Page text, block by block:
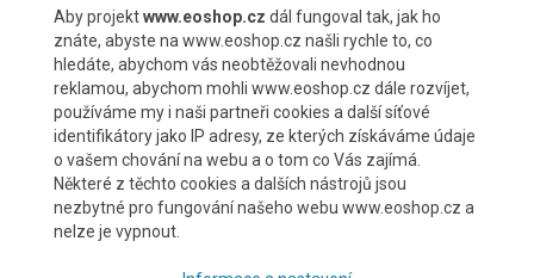
Možnosti platby
Možnosti dopravy
Aby projektwww.eoshop.cz dál fungoval tak, jak ho
znáte, abyste na www.eoshop.cz našli rychle to, co
hledáte, abychom vás neobtěžovali nevhodnou
reklamou, abychom mohli www.eoshop.cz dále rozvíjet,
používáme my i naši partneři cookies a další síťové
identifikátory jako IP adresy, ze kterých získáváme údaje
o vašem chování na webu a o tom co Vás zajímá.
Některé z těchto cookies a dalších nástrojů jsou
nezbytné pro fungování našeho webu www.eoshop.cz a
nelze je vypnout.